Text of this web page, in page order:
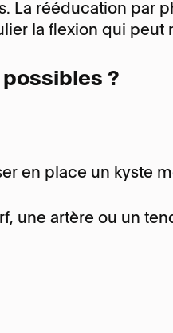
La rééducation par
la flexion qui peut
?
en place un kyste
une artère ou un